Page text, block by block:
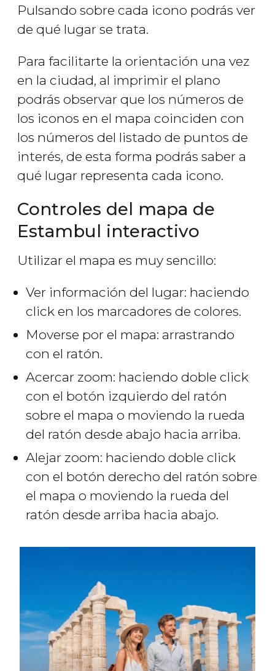
Pulsando sobre cada icono podrás ver
de qué lugar se trata.
Para facilitarte la orientación una vez
en la ciudad, al imprimir el plano
podrás observar que los números de
los iconos en el mapa coinciden con
los números del listado de puntos de
interés, de esta forma podrás saber a
qué lugar representa cada icono.
Controles del mapa de
Estambul interactivo
Utilizar el mapa es muy sencillo:
Ver información del lugar: haciendo
click en los marcadores de colores.
Moverse por el mapa: arrastrando
con el ratón.
Acercar zoom: haciendo doble click
con el botón izquierdo del ratón
sobre el mapa o moviendo la rueda
del ratón desde abajo hacia arriba.
Alejar zoom: haciendo doble click
con el botón derecho del ratón sobre
el mapa o moviendo la rueda del
ratón desde arriba hacia abajo.